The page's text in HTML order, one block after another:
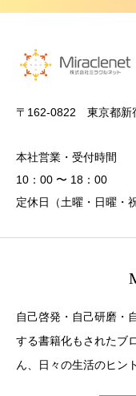
〒162-0822 東京都新
本社営業・受付時間
10：00 〜 18：00
定休日（土曜・日曜・
自己啓発・自己研磨・
する書籍化もされたブ
ん、日々の生活のヒン